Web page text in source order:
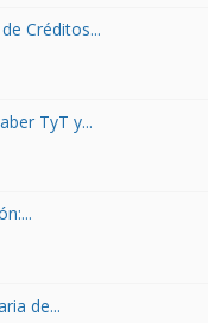
Créditos...
TyT y...
de...